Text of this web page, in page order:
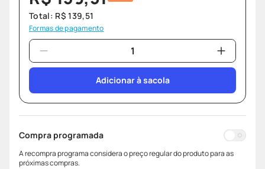
Total: R$ 139,51
Formas de pagamento
Adicionar à sacola
Compra programada
A recompra programa considera o preço regular do produto para as
próximas compras.